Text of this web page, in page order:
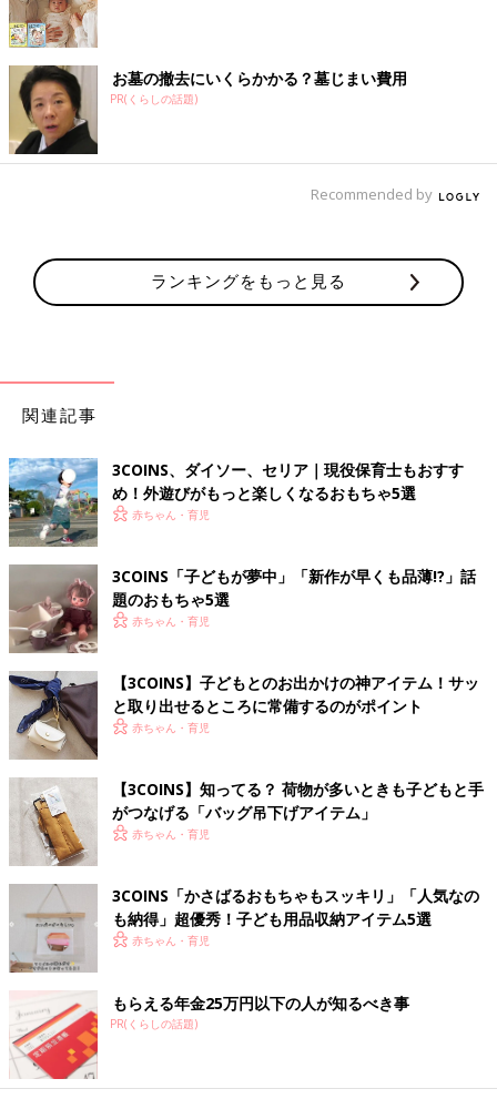
お墓の撤去にいくらかかる？墓じまい費用
PR(くらしの話題)
Recommended by
ランキングをもっと見る
関連記事
3COINS、ダイソー、セリア｜現役保育士もおすす
め！外遊びがもっと楽しくなるおもちゃ5選
赤ちゃん・育児
3COINS「子どもが夢中」「新作が早くも品薄!?」話
題のおもちゃ5選
赤ちゃん・育児
【3COINS】子どもとのお出かけの神アイテム！サッ
と取り出せるところに常備するのがポイント
赤ちゃん・育児
【3COINS】知ってる？ 荷物が多いときも子どもと手
がつなげる「バッグ吊下げアイテム」
赤ちゃん・育児
3COINS「かさばるおもちゃもスッキリ」「人気なの
も納得」超優秀！子ども用品収納アイテム5選
赤ちゃん・育児
もらえる年金25万円以下の人が知るべき事
PR(くらしの話題)